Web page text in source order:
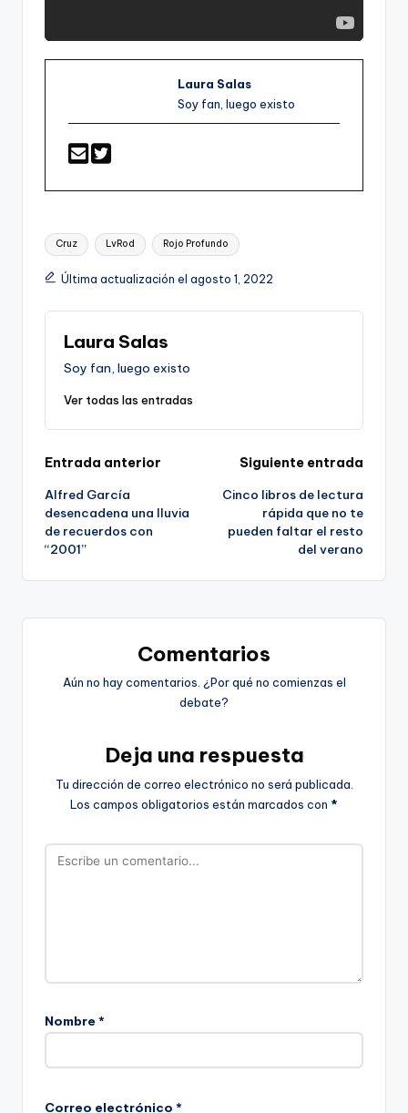
Laura Salas
Soy fan, luego existo
Etiquetas:
Cruz LvRod Rojo Profundo
Última actualización el agosto 1, 2022
Laura Salas
Soy fan, luego existo
Ver todas las entradas
Navegación
de
entradas
Entrada anterior
Alfred García
desencadena una lluvia
de recuerdos con
“2001”
Siguiente entrada
Cinco libros de lectura
rápida que no te
pueden faltar el resto
del verano
Comentarios
Aún no hay comentarios. ¿Por qué no comienzas el
debate?
Deja una respuesta
Tu dirección de correo electrónico no será publicada.
Los campos obligatorios están marcados con *
Nombre *
Correo electrónico *